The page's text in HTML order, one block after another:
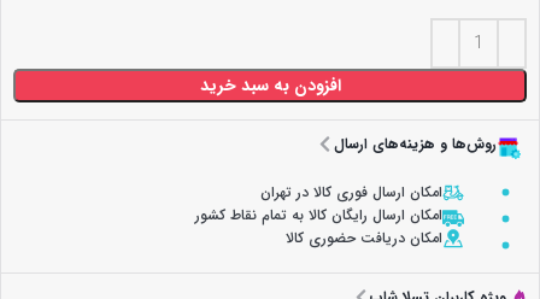
افزودن به سبد خرید
روش‌ها و هزینه‌های ارسال
امکان ارسال فوری کالا در تهران
امکان ارسال رایگان کالا به تمام نقاط کشور
امکان دریافت حضوری کالا